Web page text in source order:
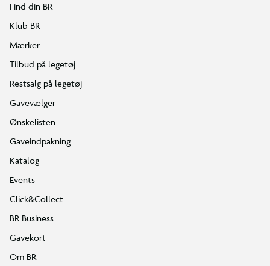
Find din BR
Klub BR
Mærker
Tilbud på legetøj
Restsalg på legetøj
Gavevælger
Ønskelisten
Gaveindpakning
Katalog
Events
Click&Collect
BR Business
Gavekort
Om BR